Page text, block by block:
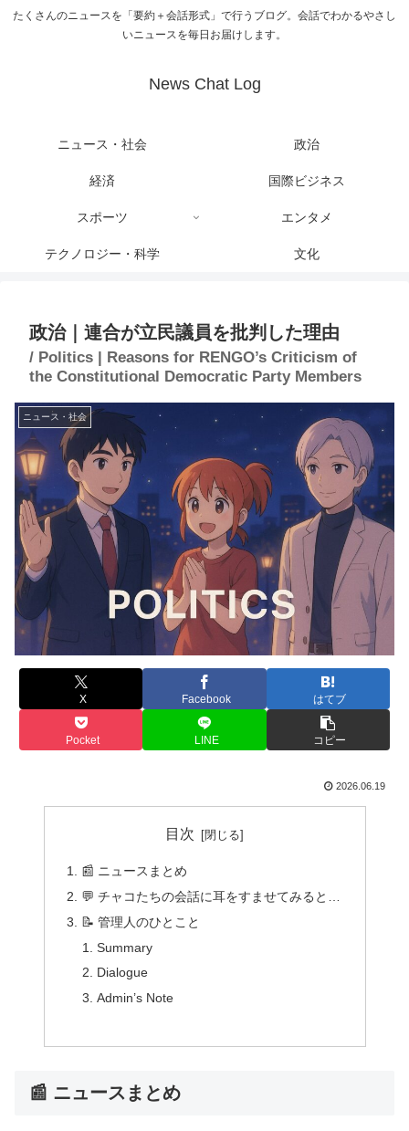
たくさんのニュースを「要約＋会話形式」で行うブログ。会話でわかるやさし
いニュースを毎日お届けします。
News Chat Log
ニュース・社会 政治
経済 国際ビジネス
スポーツ エンタメ
テクノロジー・科学 文化
政治｜連合が立民議員を批判した理由
/ Politics | Reasons for RENGO’s Criticism of
the Constitutional Democratic Party Members
ニュース・社会
X Facebook はてブ
Pocket LINE コピー
2026.06.19
目次
📰 ニュースまとめ
💬 チャコたちの会話に耳をすませてみると…
📝 管理人のひとこと
Summary
Dialogue
Admin’s Note
📰 ニュースまとめ